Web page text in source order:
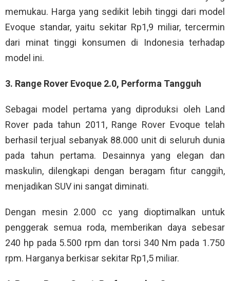
memukau. Harga yang sedikit lebih tinggi dari model
Evoque standar, yaitu sekitar Rp1,9 miliar, tercermin
dari minat tinggi konsumen di Indonesia terhadap
model ini.
3. Range Rover Evoque 2.0, Performa Tangguh
Sebagai model pertama yang diproduksi oleh Land
Rover pada tahun 2011, Range Rover Evoque telah
berhasil terjual sebanyak 88.000 unit di seluruh dunia
pada tahun pertama. Desainnya yang elegan dan
maskulin, dilengkapi dengan beragam fitur canggih,
menjadikan SUV ini sangat diminati.
Dengan mesin 2.000 cc yang dioptimalkan untuk
penggerak semua roda, memberikan daya sebesar
240 hp pada 5.500 rpm dan torsi 340 Nm pada 1.750
rpm. Harganya berkisar sekitar Rp1,5 miliar.